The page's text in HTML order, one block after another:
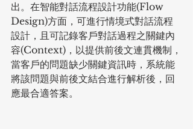
出。在智能對話流程設計功能(Flow
Design)方面，可進行情境式對話流程
設計，且可記錄客戶對話過程之關鍵內
容(Context)，以提供前後文連貫機制，
當客戶的問題缺少關鍵資訊時，系統能
將該問題與前後文結合進行解析後，回
應最合適答案。